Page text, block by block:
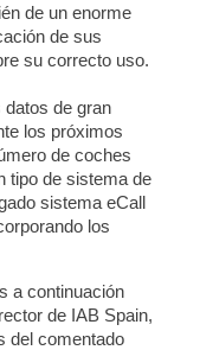
de un enorme
de sus
su correcto uso.
datos de gran
los próximos
de coches
tipo de sistema de
sistema eCall
los
a continuación
de IAB Spain,
del comentado